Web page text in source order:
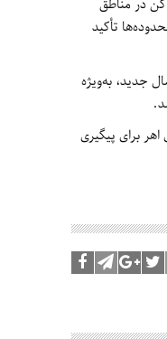
بیش از ۳۰ هزار نفر جمعیت ساکن در مناطق
تأکید
جدید، به‌ویژه
برای پیگیری